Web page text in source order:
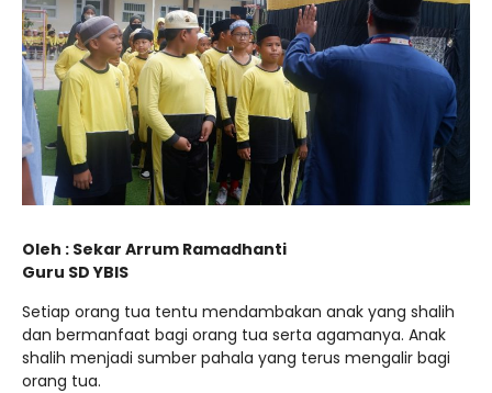
Oleh : Sekar Arrum Ramadhanti
Guru SD YBIS
Setiap orang tua tentu mendambakan anak yang shalih
dan bermanfaat bagi orang tua serta agamanya. Anak
shalih menjadi sumber pahala yang terus mengalir bagi
orang tua.